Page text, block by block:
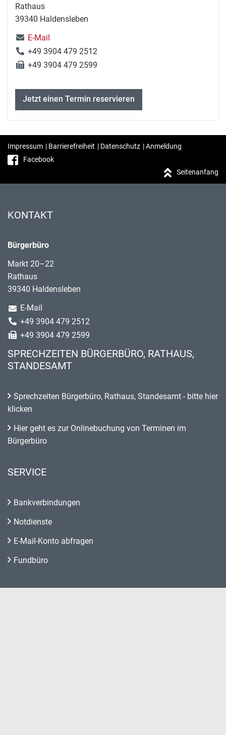
Rathaus
39340 Haldensleben
E-Mail
+49 3904 479 2512
+49 3904 479 2599
Jetzt einen Termin reservieren
Impressum | Barrierefreiheit | Datenschutz |Anmeldung
Facebook
Seitenanfang
KONTAKT
Bürgerbüro
Markt 20–22
Rathaus
39340 Haldensleben
E-Mail
+49 3904 479 2512
+49 3904 479 2599
SPRECHZEITEN BÜRGERBÜRO, RATHAUS,
STANDESAMT
Sprechzeiten Bürgerbüro, Rathaus, Standesamt - bitte hier
klicken
Hier geht es zur Onlinebuchung von Terminen im
Bürgerbüro
SERVICE
Bankverbindungen
Notdienste
E-Mail-Konto abfragen
Fundbüro